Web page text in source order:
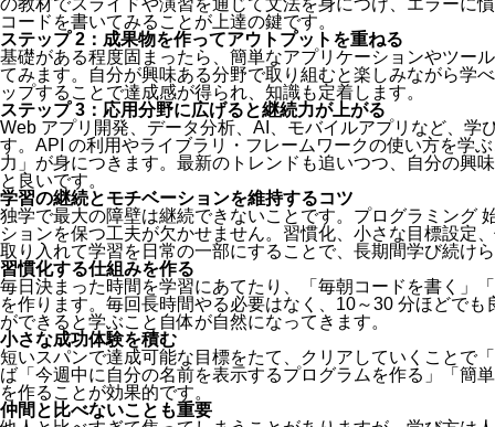
の教材でスライドや演習を通じて文法を身につけ、エラーに
コードを書いてみることが上達の鍵です。
ステップ 2：成果物を作ってアウトプットを重ねる
基礎がある程度固まったら、簡単なアプリケーションやツー
てみます。自分が興味ある分野で取り組むと楽しみながら学
ップすることで達成感が得られ、知識も定着します。
ステップ 3：応用分野に広げると継続力が上がる
Web アプリ開発、データ分析、AI、モバイルアプリなど、学
す。API の利用やライブラリ・フレームワークの使い方を学
力」が身につきます。最新のトレンドも追いつつ、自分の興
と良いです。
学習の継続とモチベーションを維持するコツ
独学で最大の障壁は継続できないことです。プログラミング
ションを保つ工夫が欠かせません。習慣化、小さな目標設定
取り入れて学習を日常の一部にすることで、長期間学び続け
習慣化する仕組みを作る
毎日決まった時間を学習にあてたり、「毎朝コードを書く」
を作ります。毎回長時間やる必要はなく、10～30 分ほどで
ができると学ぶこと自体が自然になってきます。
小さな成功体験を積む
短いスパンで達成可能な目標をたて、クリアしていくことで
ば「今週中に自分の名前を表示するプログラムを作る」「簡
を作ることが効果的です。
仲間と比べないことも重要